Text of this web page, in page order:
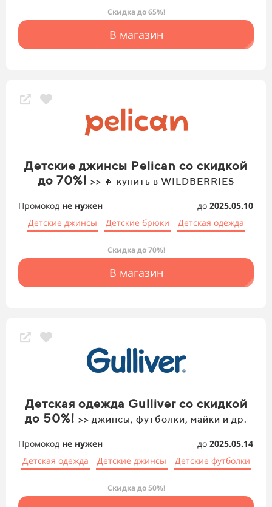
Скидка до 65%!
В магазин
Детские джинсы Pelican со скидкой
до 70%! >> 👧 купить в WILDBERRIES
Промокод не нужен до 2025.05.10
Детские джинсы
Детские брюки Детская одежда
Скидка до 70%!
В магазин
Детская одежда Gulliver со скидкой
до 50%! >> джинсы, футболки, майки и др.
Промокод не нужен до 2025.05.14
Детская одежда
Детские джинсы Детские футболки
Скидка до 50%!